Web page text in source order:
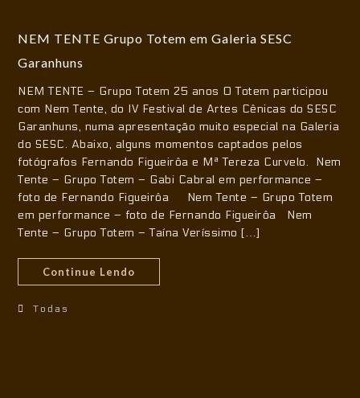
NEM TENTE Grupo Totem em Galeria SESC
Garanhuns
NEM TENTE – Grupo Totem 25 anos O Totem participou
com Nem Tente, do IV Festival de Artes Cênicas do SESC
Garanhuns, numa apresentação muito especial na Galeria
do SESC. Abaixo, alguns momentos captados pelos
fotógrafos Fernando Figueirôa e Mª Tereza Curvelo. Nem
Tente – Grupo Totem – Gabi Cabral em performance –
foto de Fernando Figueirôa Nem Tente – Grupo Totem
em performance – foto de Fernando Figueirôa Nem
Tente – Grupo Totem – Taína Veríssimo […]
Continue Lendo
Todas